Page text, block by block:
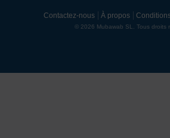
Contactez-nous À propos
© 2026 Mubawab SL. Tous droits